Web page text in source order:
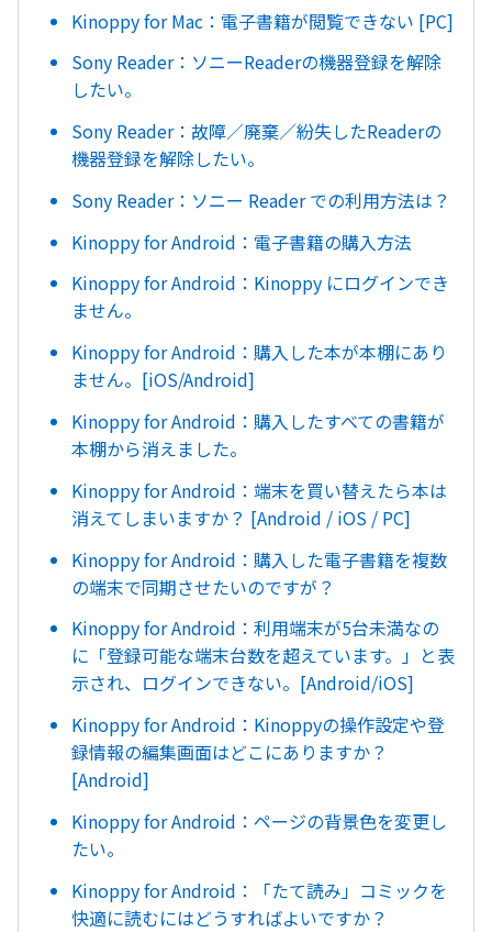
Kinoppy for Mac：電子書籍が閲覧できない [PC]
Sony Reader：ソニーReaderの機器登録を解除
したい。
Sony Reader：故障／廃棄／紛失したReaderの
機器登録を解除したい。
Sony Reader：ソニー Reader での利用方法は？
Kinoppy for Android：電子書籍の購入方法
Kinoppy for Android：Kinoppy にログインでき
ません。
Kinoppy for Android：購入した本が本棚にあり
ません。[iOS/Android]
Kinoppy for Android：購入したすべての書籍が
本棚から消えました。
Kinoppy for Android：端末を買い替えたら本は
消えてしまいますか？ [Android / iOS / PC]
Kinoppy for Android：購入した電子書籍を複数
の端末で同期させたいのですが？
Kinoppy for Android：利用端末が5台未満なの
に「登録可能な端末台数を超えています。」と表
示され、ログインできない。[Android/iOS]
Kinoppy for Android：Kinoppyの操作設定や登
録情報の編集画面はどこにありますか？
[Android]
Kinoppy for Android：ページの背景色を変更し
たい。
Kinoppy for Android：「たて読み」コミックを
快適に読むにはどうすればよいですか？